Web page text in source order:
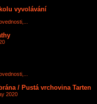
vyvolávání
/ Pustá vrchovina Tarten
2020